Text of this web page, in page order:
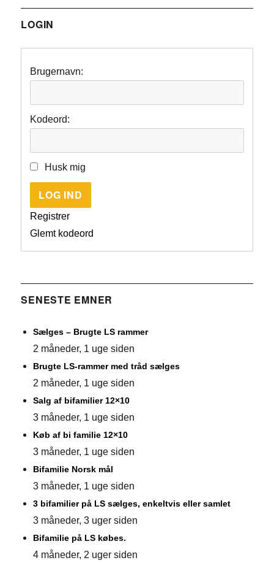
LOGIN
Brugernavn:
Kodeord:
Husk mig
LOG IND
Registrer
Glemt kodeord
SENESTE EMNER
Sælges – Brugte LS rammer
2 måneder, 1 uge siden
Brugte LS-rammer med tråd sælges
2 måneder, 1 uge siden
Salg af bifamilier 12×10
3 måneder, 1 uge siden
Køb af bi familie 12×10
3 måneder, 1 uge siden
Bifamilie Norsk mål
3 måneder, 1 uge siden
3 bifamilier på LS sælges, enkeltvis eller samlet
3 måneder, 3 uger siden
Bifamilie på LS købes.
4 måneder, 2 uger siden